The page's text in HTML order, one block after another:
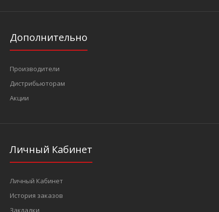
Дополнительно
Производители
Дистрибьюторам
Акции
Личный Кабинет
Личный Кабинет
История заказов
Закладки